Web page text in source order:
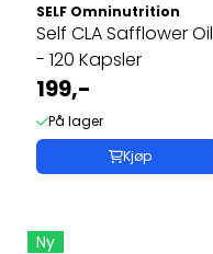
SELF Omninutrition
Self CLA Safflower Oil
- 120 Kapsler
199,-
På lager
Kjøp
Ny